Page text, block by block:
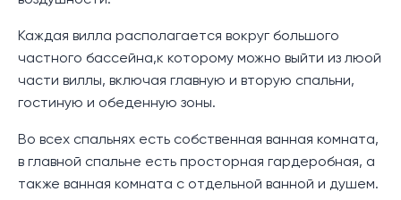
Каждая вилла располагается вокруг большого
частного бассейна,к которому можно выйти из люой
части виллы, включая главную и вторую спальни,
гостиную и обеденную зоны.
Во всех спальнях есть собственная ванная комната,
в главной спальне есть просторная гардеробная, а
также ванная комната с отдельной ванной и душем.